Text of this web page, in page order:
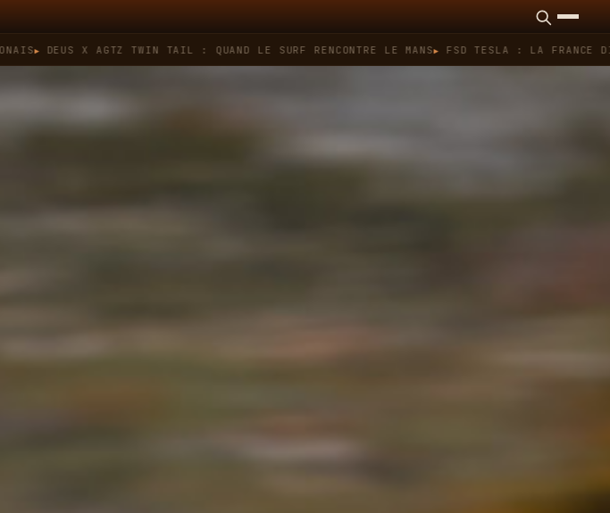
DEUS X AGTZ TWIN TAIL : QUAND LE SURF RENCONTRE LE MANS FSD TESLA : LA FRANCE DIT